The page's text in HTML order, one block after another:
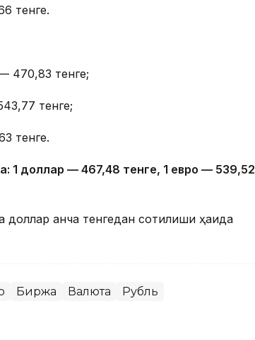
тенге.
470,83 тенге;
тенге;
тенге.
1 доллар — 467,48 тенге, 1 евро — 539,52
қанча тенгедан сотилиши ҳақида
Биржа Валюта Рубль